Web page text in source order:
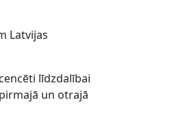
Latvijas
līdzdalībai
un otrajā